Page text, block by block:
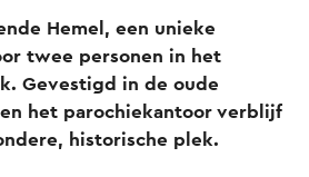
Hemel, een unieke
twee personen in het
Gevestigd in de oude
het parochiekantoor verblijf
historische plek.